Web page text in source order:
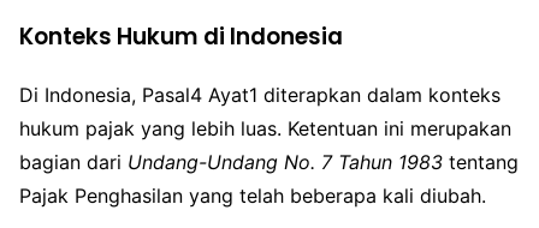
Konteks Hukum di Indonesia
Di Indonesia, Pasal4 Ayat1 diterapkan dalam konteks
hukum pajak yang lebih luas. Ketentuan ini merupakan
bagian dari Undang-Undang No. 7 Tahun 1983 tentang
Pajak Penghasilan yang telah beberapa kali diubah.